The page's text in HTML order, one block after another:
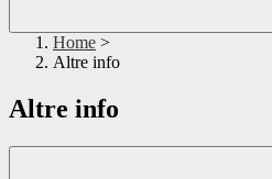
Home >
Altre info
Altre info